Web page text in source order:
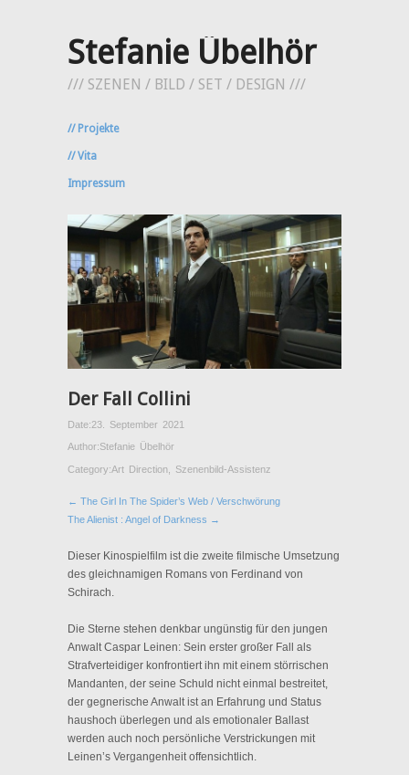
Stefanie Übelhör
/// SZENEN / BILD / SET / DESIGN ///
// Projekte
// Vita
Impressum
Der Fall Collini
Date:23. September 2021
Author:Stefanie Übelhör
Category:Art Direction Szenenbild-Assistenz
← The Girl In The Spider’s Web / Verschwörung
The Alienist : Angel of Darkness →
Dieser Kinospielfilm ist die zweite filmische Umsetzung
des gleichnamigen Romans von Ferdinand von
Schirach.
Die Sterne stehen denkbar ungünstig für den jungen
Anwalt Caspar Leinen: Sein erster großer Fall als
Strafverteidiger konfrontiert ihn mit einem störrischen
Mandanten, der seine Schuld nicht einmal bestreitet,
der gegnerische Anwalt ist an Erfahrung und Status
haushoch überlegen und als emotionaler Ballast
werden auch noch persönliche Verstrickungen mit
Leinen’s Vergangenheit offensichtlich.